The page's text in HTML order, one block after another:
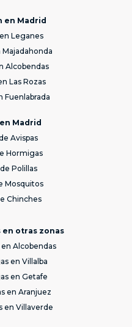
en Madrid
Leganes
Alcobendas
Las Rozas
Fuenlabrada
Madrid
Avispas
Hormigas
Polillas
Mosquitos
Chinches
en otras zonas
Alcobendas
en Villalba
en Getafe
en Aranjuez
en Villaverde